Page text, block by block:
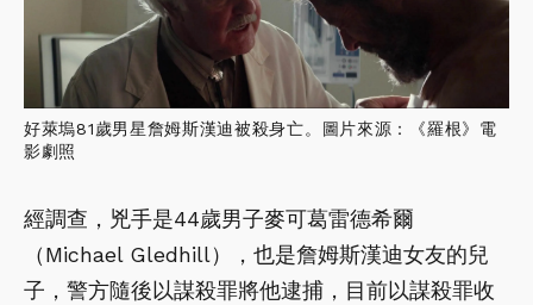
好萊塢81歲男星詹姆斯漢迪被殺身亡。圖片來源：《羅根》電
影劇照
經調查，兇手是44歲男子麥可葛雷德希爾
（Michael Gledhill），也是詹姆斯漢迪女友的兒
子，警方隨後以謀殺罪將他逮捕，目前以謀殺罪收